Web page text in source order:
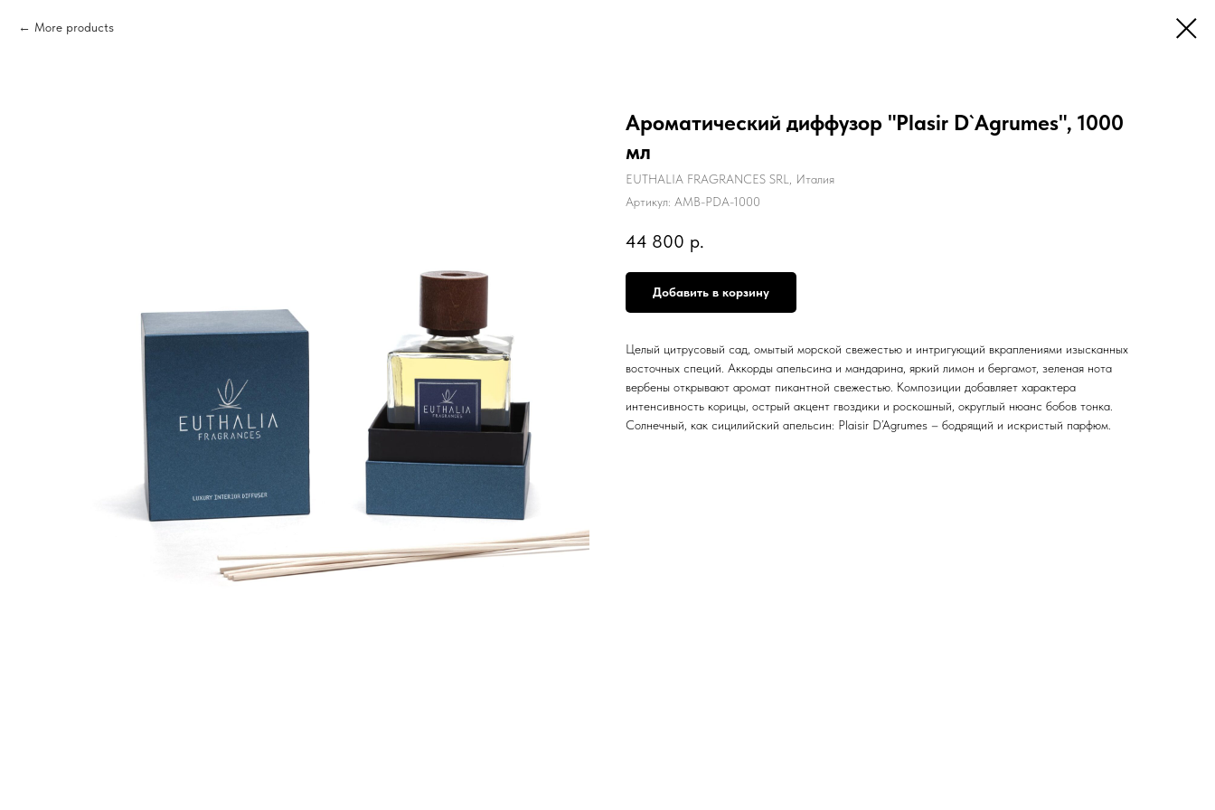
More products
Ароматический диффузор "Plasir D`Agrumes", 1000
мл
EUTHALIA FRAGRANCES SRL, Италия
Артикул: AMB-PDA-1000
44 800 р.
Добавить в корзину
Целый цитрусовый сад, омытый морской свежестью и интригующий вкраплениями изысканных
восточных специй. Аккорды апельсина и мандарина, яркий лимон и бергамот, зеленая нота
вербены открывают аромат пикантной свежестью. Композиции добавляет характера
интенсивность корицы, острый акцент гвоздики и роскошный, округлый нюанс бобов тонка.
Солнечный, как сицилийский апельсин: Plaisir D’Agrumes – бодрящий и искристый парфюм.